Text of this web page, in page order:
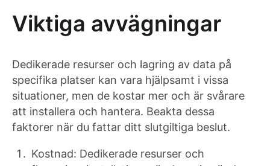
Viktiga avvägningar
Dedikerade resurser och lagring av data på
specifika platser kan vara hjälpsamt i vissa
situationer, men de kostar mer och är svårare
att installera och hantera. Beakta dessa
faktorer när du fattar ditt slutgiltiga beslut.
Kostnad: Dedikerade resurser och